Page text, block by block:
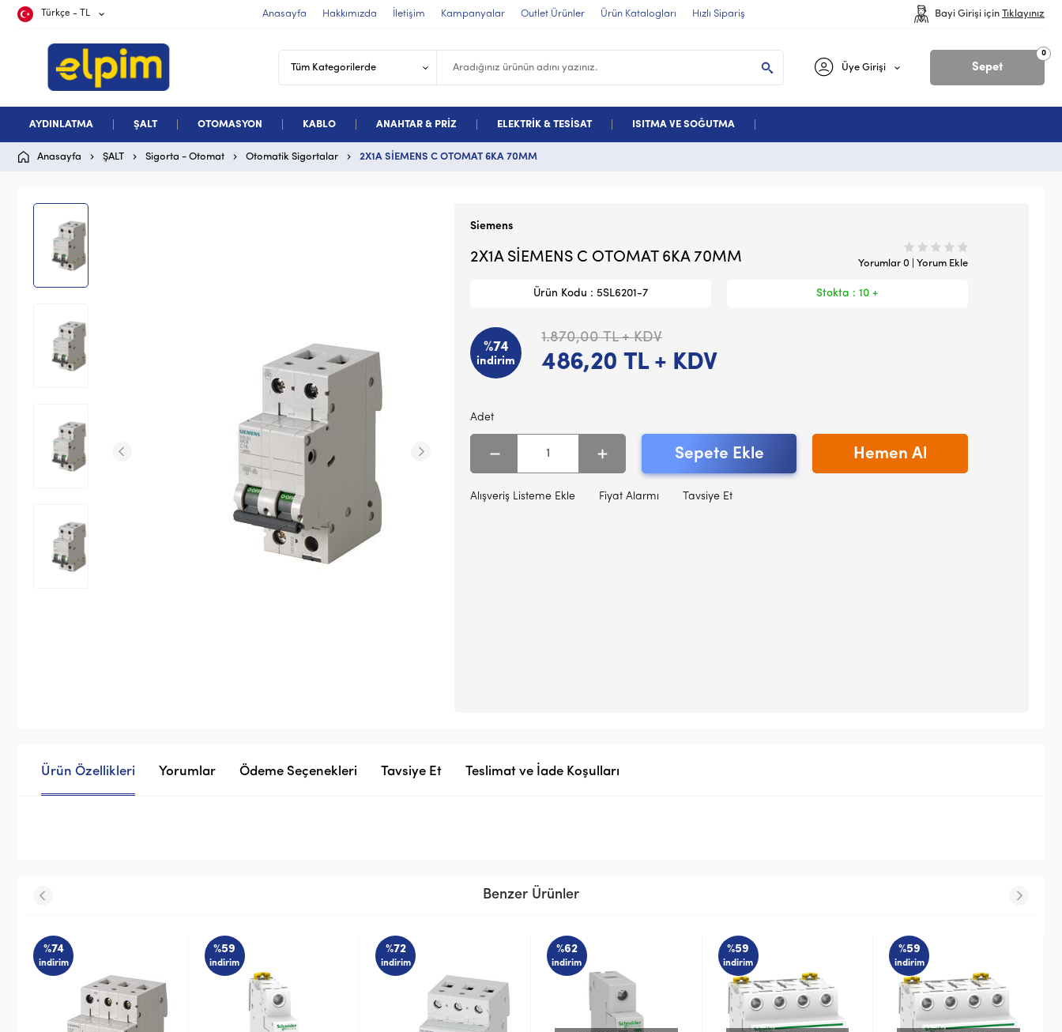
Türkçe - TL Anasayfa Hakkımızda İletişim Kampanyalar Outlet Ürünler Ürün Katalogları Hızlı Sipariş Bayi Girişi için Tıklayınız
Sepet
0
Üye Girişi
AYDINLATMA ŞALT OTOMASYON KABLO ANAHTAR & PRİZ ELEKTRİK & TESİSAT ISITMA VE SOĞUTMA
Anasayfa ŞALT Sigorta - Otomat Otomatik Sigortalar 2X1A SİEMENS C OTOMAT 6KA 70MM
Siemens
2X1A SİEMENS C OTOMAT 6KA 70MM Yorumlar 0 | Yorum Ekle
Ürün Kodu : 5SL6201-7 Stokta : 10 +
%74
indirim
1.870,00TL + KDV
486,20 TL + KDV
Adet
Sepete Ekle Hemen Al
Alışveriş Listeme Ekle Fiyat Alarmı Tavsiye Et
Ürün Özellikleri Yorumlar Ödeme Seçenekleri Tavsiye Et Teslimat ve İade Koşulları
Benzer Ürünler
%59
indirim
%72
indirim
%62
indirim
%59
indirim
%59
indirim
%62
indirim